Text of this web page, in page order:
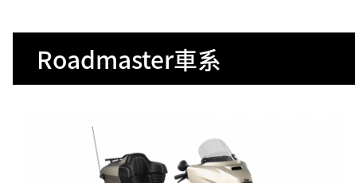
Roadmaster車系